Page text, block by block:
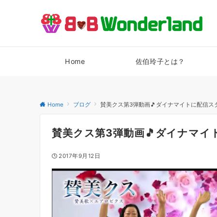
Home 佐伯玲子とは？
Home ブログ 賛美クス第3弾動画🎵ダイナマイトに配信ス
賛美クス第3弾動画🎵ダイナマイ
2017年9月12日